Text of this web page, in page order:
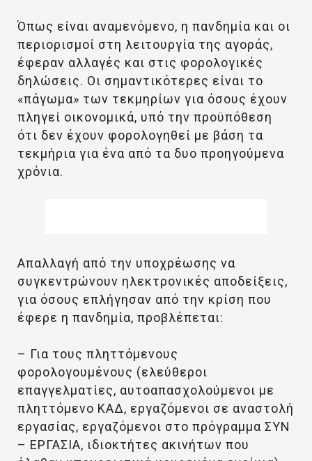
Όπως είναι αναμενόμενο, η πανδημία και οι
περιορισμοί στη λειτουργία της αγοράς,
έφεραν αλλαγές και στις φορολογικές
δηλώσεις. Οι σημαντικότερες είναι το
«πάγωμα» των τεκμηρίων για όσους έχουν
πληγεί οικονομικά, υπό την προϋπόθεση
ότι δεν έχουν φορολογηθεί με βάση τα
τεκμήρια για ένα από τα δυο προηγούμενα
χρόνια.
Απαλλαγή από την υποχρέωσης να
συγκεντρώνουν ηλεκτρονικές αποδείξεις,
για όσους επλήγησαν από την κρίση που
έφερε η πανδημία, προβλέπεται:
– Για τους πληττόμενους
φορολογουμένους (ελεύθεροι
επαγγελματίες, αυτοαπασχολούμενοι με
πληττόμενο ΚΑΔ, εργαζόμενοι σε αναστολή
εργασίας, εργαζόμενοι στο πρόγραμμα ΣΥΝ
– ΕΡΓΑΣΙΑ, ιδιοκτήτες ακινήτων που